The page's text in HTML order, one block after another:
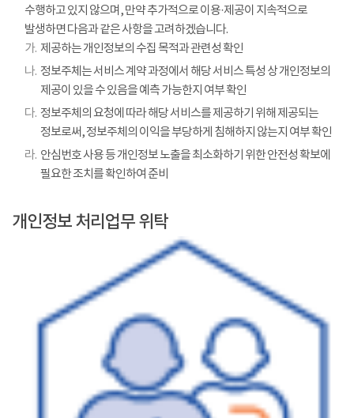
수행하고 있지 않으며, 만약 추가적으로 이용·제공이 지속적으로
발생하면 다음과 같은 사항을 고려하겠습니다.
가. 제공하는 개인정보의 수집 목적과 관련성 확인
나. 정보주체는 서비스 계약 과정에서 해당 서비스 특성 상 개인정보의
제공이 있을 수 있음을 예측 가능한지 여부 확인
다. 정보주체의 요청에 따라 해당 서비스를 제공하기 위해 제공되는
정보로써, 정보주체의 이익을 부당하게 침해하지 않는지 여부 확인
라. 안심번호 사용 등 개인정보 노출을 최소화하기 위한 안전성 확보에
필요한 조치를 확인하여 준비
개인정보 처리업무 위탁